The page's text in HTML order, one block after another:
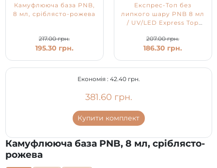
Камуфлююча база PNB, 8 мл, сріблясто-
рожева
Камуфлююча база PNB,
8 мл, сріблясто-рожева
217.00 грн.
195.30 грн.
Експрес-Топ без
липкого шару PNB 8 мл
/ UV/LED Express Top
207.00 грн.
186.30 грн.
Економія : 42.40 грн.
381.60 грн.
Купити комплект